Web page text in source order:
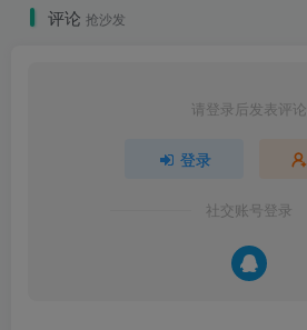
评论 抢沙发
请登录后发表评论
登录
社交账号登录